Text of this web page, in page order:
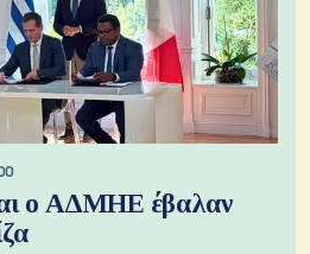
ο ΑΔΜΗΕ έβαλαν